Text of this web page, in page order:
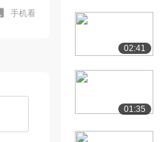
手机看
02:41
01:35